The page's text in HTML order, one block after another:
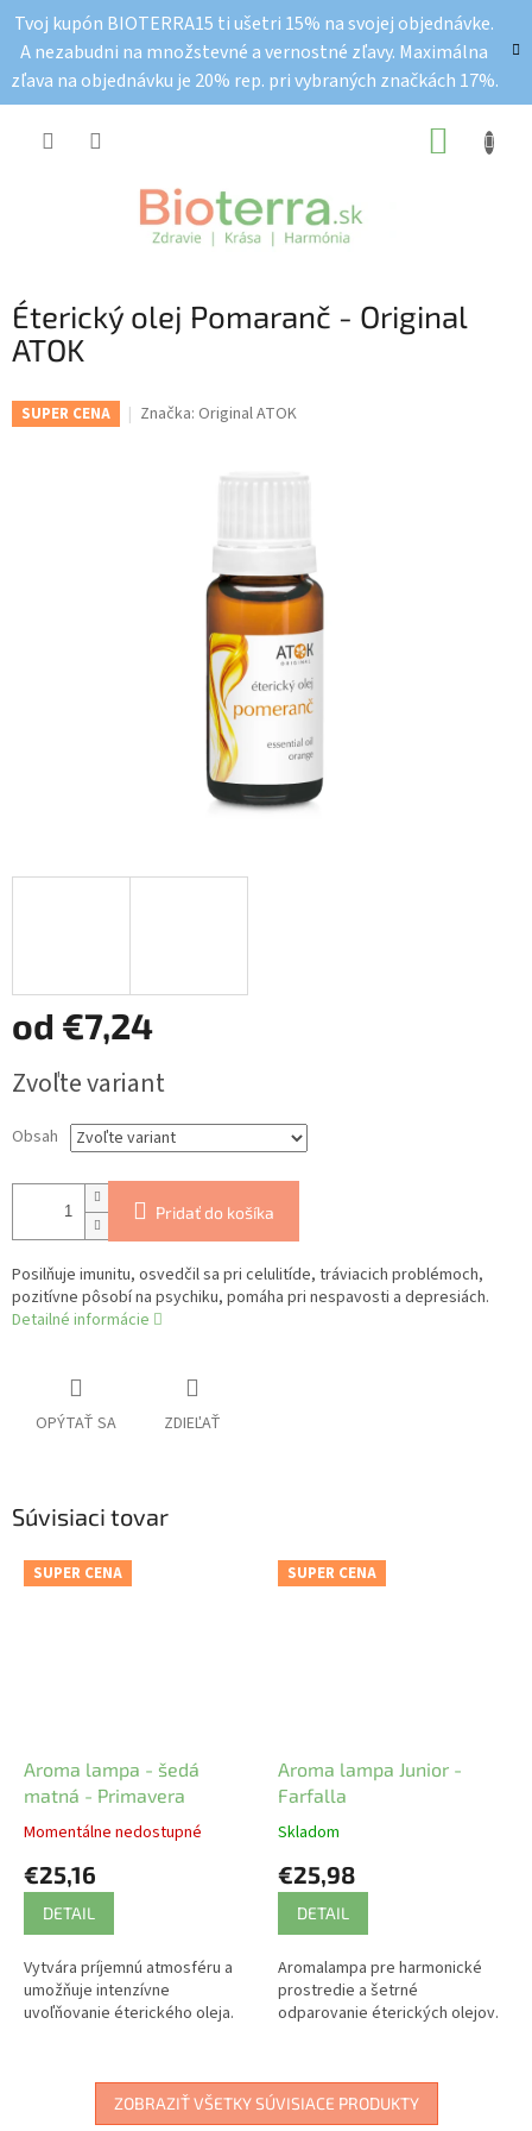
obsah
Tvoj kupón BIOTERRA15 ti ušetri 15% na svojej objednávke.
A nezabudni na množstevné a vernostné zľavy. Maximálna
zľava na objednávku je 20% rep. pri vybraných značkách 17%.
Éterický olej Pomaranč - Original
ATOK
SUPER CENA Značka: Original ATOK
od €7,24
cena:
Zvoľte variant
Obsah
Pridať do košíka
Posilňuje imunitu, osvedčil sa pri celulitíde, tráviacich problémoch,
pozitívne pôsobí na psychiku, pomáha pri nespavosti a depresiách.
Detailné informácie
OPÝTAŤ SA ZDIEĽAŤ
Súvisiaci tovar
SUPER CENA
Aroma lampa - šedá
matná - Primavera
Momentálne nedostupné
€25,16
DETAIL
Vytvára príjemnú atmosféru a
umožňuje intenzívne
uvoľňovanie éterického oleja.
SUPER CENA
Aroma lampa Junior -
Farfalla
Skladom
€25,98
DETAIL
Aromalampa pre harmonické
prostredie a šetrné
odparovanie éterických olejov.
ZOBRAZIŤ VŠETKY SÚVISIACE PRODUKTY